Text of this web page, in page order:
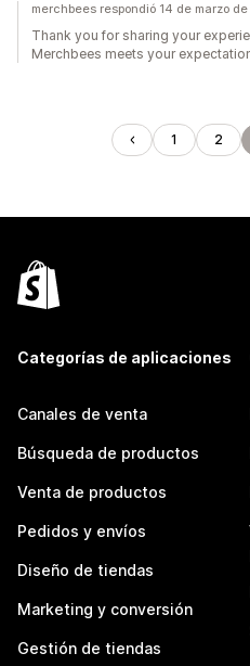
merchbees respondió 14 de marzo
Thank you for sharing your
Merchbees meets your
1 2
Categorías de aplicaciones
Canales de venta
Búsqueda de productos
Venta de productos
Pedidos y envíos
Diseño de tiendas
Marketing y conversión
Gestión de tiendas